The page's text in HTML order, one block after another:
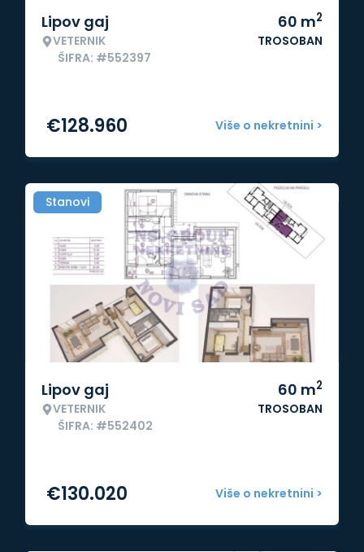
Lipov gaj
VETERNIK
ŠIFRA: #552397
60 m2
TROSOBAN
Više o nekretnini >
€128.960
Stanovi
Lipov gaj
VETERNIK
ŠIFRA: #552402
60 m2
TROSOBAN
Više o nekretnini >
€130.020